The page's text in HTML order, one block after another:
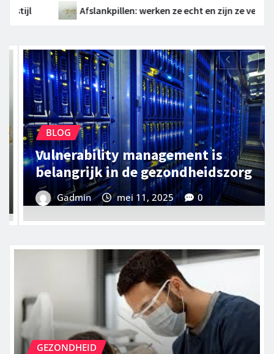
ze echt en zijn ze veilig? Vulnerability
BLOG GEZONDHEID
Een schoon interieur voor een
gezond leefklimaat
Gadmin mei 10, 2025 0
GEZONDHEID